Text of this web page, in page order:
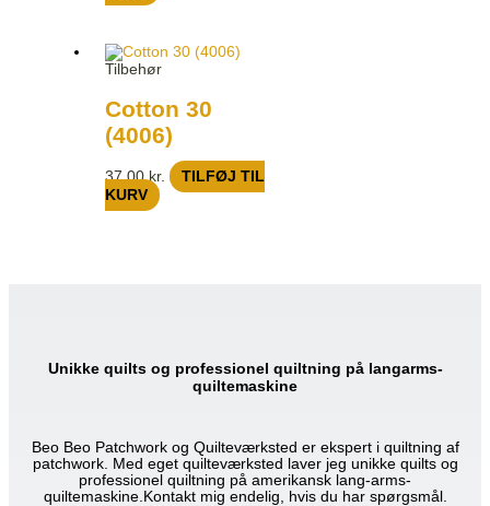
Tilbehør
Cotton 30
(4006)
37,00kr.
TILFØJ TIL
KURV
Unikke quilts og professionel quiltning på langarms-
quiltemaskine
Beo Beo Patchwork og Quilteværksted er ekspert i quiltning af
patchwork. Med eget quilteværksted laver jeg unikke quilts og
professionel quiltning på amerikansk lang-arms-
quiltemaskine.Kontakt mig endelig, hvis du har spørgsmål.